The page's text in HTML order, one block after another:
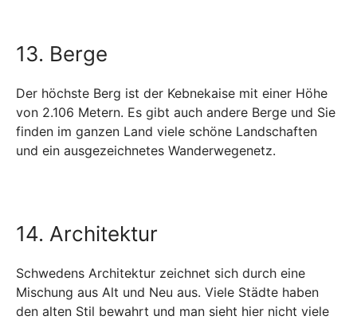
13. Berge
Der höchste Berg ist der Kebnekaise mit einer Höhe
von 2.106 Metern. Es gibt auch andere Berge und Sie
finden im ganzen Land viele schöne Landschaften
und ein ausgezeichnetes Wanderwegenetz.
14. Architektur
Schwedens Architektur zeichnet sich durch eine
Mischung aus Alt und Neu aus. Viele Städte haben
den alten Stil bewahrt und man sieht hier nicht viele